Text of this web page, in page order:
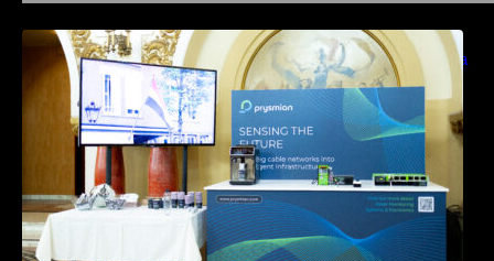
Prysmian aduce la COMM26 tehnologii de
sensing si Digital Energy pentru monitorizarea
in timp real a infrastrucrutilor critice